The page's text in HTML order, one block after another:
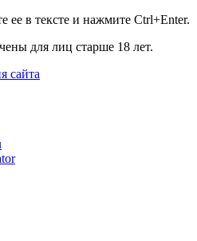
ее в тексте и нажмите Ctrl+Enter.
для лиц старше 18 лет.
сайта